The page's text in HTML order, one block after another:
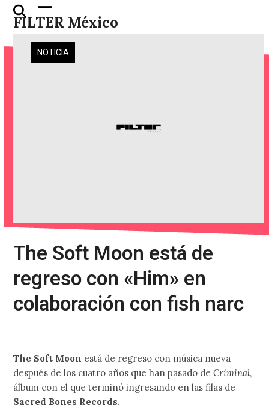
Skip
FILTER México
Open
mobile
menu
Close
mobile
menu
NOTICIA
The Soft Moon está de
regreso con «Him» en
colaboración con fish narc
The Soft Moon está de regreso con música nueva
después de los cuatro años que han pasado deCriminal,
álbum con el que terminó ingresando en las filas de
Sacred Bones Records.